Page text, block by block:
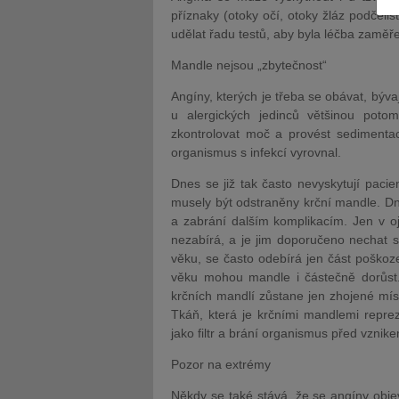
příznaky (otoky očí, otoky žláz
udělat řadu testů, aby byla léčba
Mandle nejsou „zbytečnost“
Angíny, kterých je třeba se obávat,
u alergických jedinců většinou
zkontrolovat moč a provést
organismus s infekcí vyrovnal.
Dnes se již tak často nevyskytují
musely být odstraněny krční mandle.
a zabrání dalším komplikacím. Jen v
nezabírá, a je jim doporučeno nechat
věku, se často odebírá jen část
věku mohou mandle i částečně
krčních mandlí zůstane jen zhojené
Tkáň, která je krčními mandlemi
jako filtr a brání organismus před
Pozor na extrémy
Někdy se také stává, že se angíny
JUDr. Tomáš Nielsen
JUDr.